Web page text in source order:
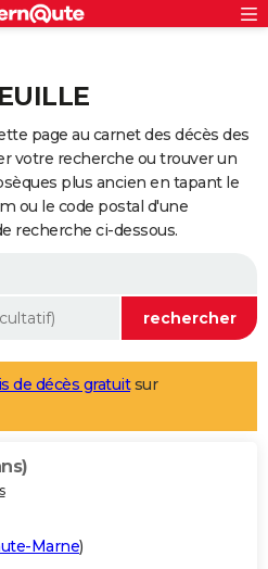
page au carnet des décès des
votre recherche ou trouver un
plus ancien en tapant le
ou le code postal d'une
recherche ci-dessous.
de décès gratuitsur
Marne)